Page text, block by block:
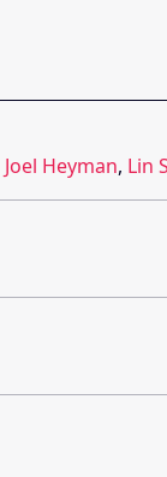
Joel Heyman, Lin